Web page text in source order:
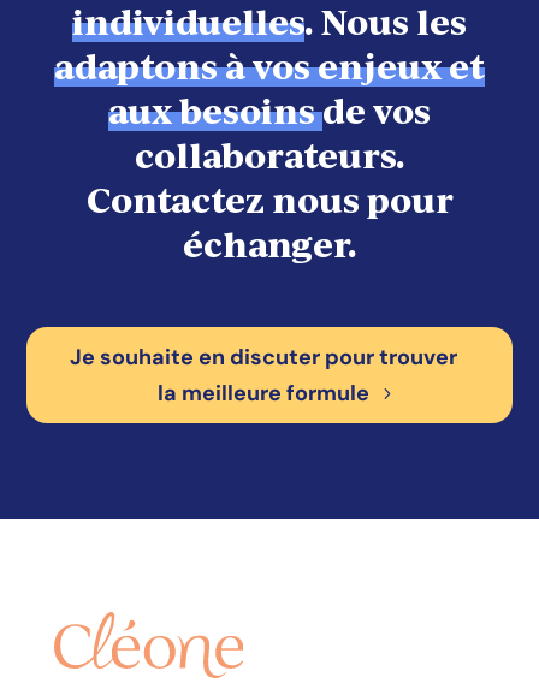
individuelles. Nous les
adaptons à vos enjeux et
aux besoinsde vos
collaborateurs.
Contactez nous pour
échanger.
Je souhaite en discuter pour trouver
la meilleure formule